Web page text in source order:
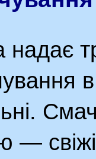
надає
— свіжі